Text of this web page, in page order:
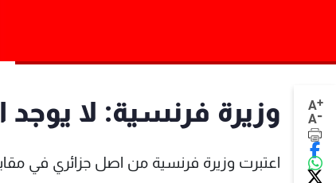
A+
A- وزيرة فرنسية: لا
اعتبرت وزيرة فرنسية من اصل جزائري في